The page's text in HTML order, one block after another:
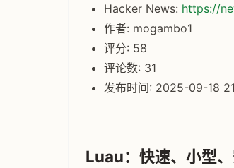
Hacker News: https://
作者: mogambo1
评分: 58
评论数: 31
发布时间: 2025-09-18
Luau：快速、小型